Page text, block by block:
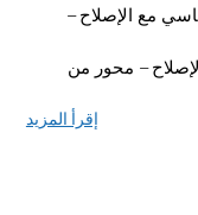
مع الإصلاح –
الجنوح والتشرد 9 مع الإصلاح – محور من
إقرأ المزيد